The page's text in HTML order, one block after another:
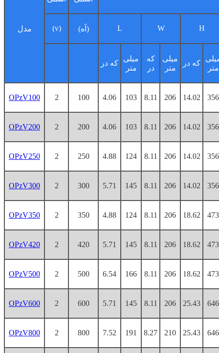
مدل (v) (آه) L W H
که در
میلی
متر
که
در
میلی
متر
که در
متر
OPzV100 2 100 4.06 103 8.11 206 14.02 356
OPzV200 2 200 4.06 103 8.11 206 14.02 356
OPzV250 2 250 4.88 124 8.11 206 14.02 356
OPzV300 2 300 5.71 145 8.11 206 14.02 356
OPzV350 2 350 4.88 124 8.11 206 18.62 473
OPzV420 2 420 5.71 145 8.11 206 18.62 473
OPzV500 2 500 6.54 166 8.11 206 18.62 473
OPzV600 2 600 5.71 145 8.11 206 25.43 646
OPzV800 2 800 7.52 191 8.27 210 25.43 646